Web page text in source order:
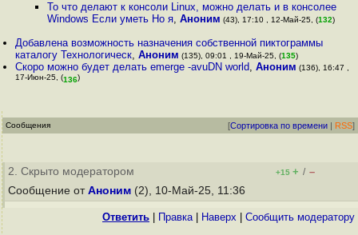
То что делают к консоли Linux, можно делать и в консолее
Windows Если уметь Но я,Аноним (43), 17:10 , 12-Май-25, (132)
Добавлена возможность назначения собственной пиктограммы
каталогу Технологическ,Аноним (135), 09:01 , 19-Май-25, (135)
Скоро можно будет делать emerge -avuDN world,Аноним (136), 16:47 ,
17-Июн-25, (136)
Сообщения [Сортировка по времени | RSS]
2. Скрыто модератором +15 + / –
Сообщение от Аноним (2), 10-Май-25, 11:36
Ответить Правка| Наверх Cообщить модератору